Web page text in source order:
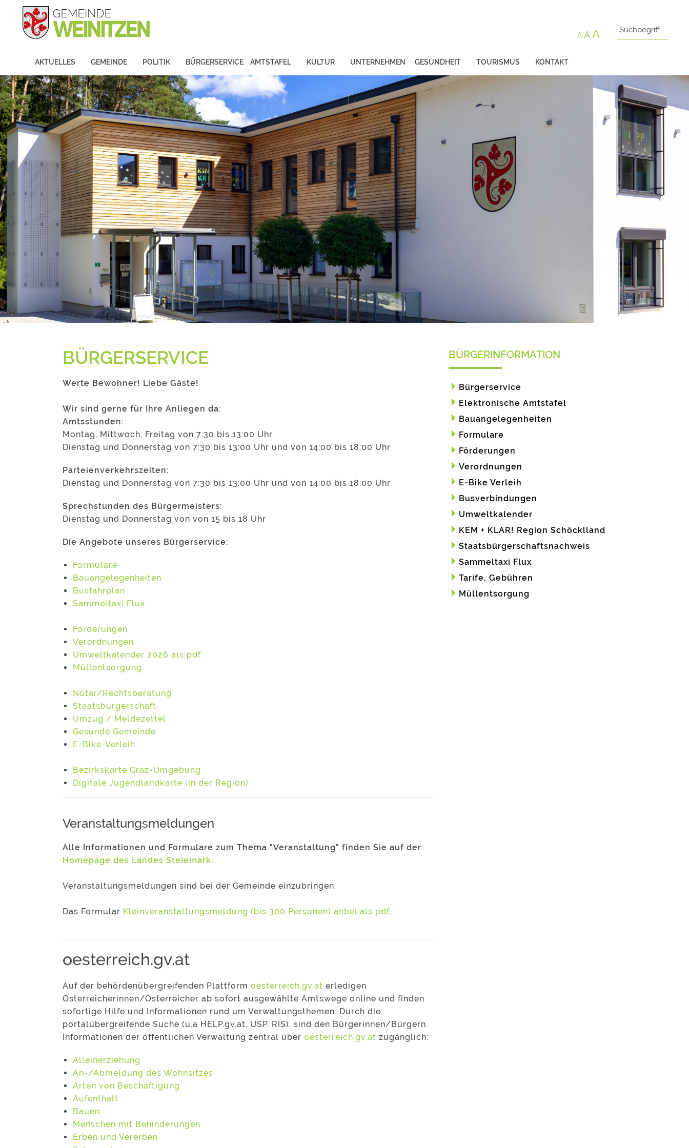
AKTUELLES GEMEINDE POLITIK BÜRGERSERVICE AMTSTAFEL KULTUR UNTERNEHMEN GESUNDHEIT TOURISMUS KONTAKT
A AA
BÜRGERSERVICE
Werte Bewohner! Liebe Gäste!
Wir sind gerne für Ihre Anliegen da:
Amtsstunden:
Montag, Mittwoch, Freitag von 7:30 bis 13:00 Uhr
Dienstag und Donnerstag von 7:30 bis 13:00 Uhr und von 14:00 bis 18:00 Uhr
Parteienverkehrszeiten:
Dienstag und Donnerstag von 7:30 bis 13:00 Uhr und von 14:00 bis 18:00 Uhr
Sprechstunden des Bürgermeisters:
Dienstag und Donnerstag von von 15 bis 18 Uhr
Die Angebote unseres Bürgerservice:
Formulare
Bauangelegenheiten
Busfahrplan
Sammeltaxi Flux
Förderungen
Verordnungen
Umweltkalender 2026 als pdf
Müllentsorgung
Notar/Rechtsberatung
Staatsbürgerschaft
Umzug / Meldezettel
Gesunde Gemeinde
E-Bike-Verleih
Bezirkskarte Graz-Umgebung
Digitale Jugendlandkarte (in der Region)
Veranstaltungsmeldungen
Alle Informationen und Formulare zum Thema "Veranstaltung" finden Sie auf der
Homepage des Landes Steiemark.
Veranstaltungsmeldungen sind bei der Gemeinde einzubringen.
Das Formular Kleinveranstaltungsmeldung (bis 300 Personen) anbei als pdf.
oesterreich.gv.at
Auf der behördenübergreifenden Plattform oesterreich.gv.at erledigen
Österreicherinnen/Österreicher ab sofort ausgewählte Amtswege online und finden
sofortige Hilfe und Informationen rund um Verwaltungsthemen. Durch die
portalübergreifende Suche (u.a HELP.gv.at, USP, RIS), sind den Bürgerinnen/Bürgern
Informationen der öffentlichen Verwaltung zentral über oesterreich.gv.at zugänglich:
Alleinerziehung
An-/Abmeldung des Wohnsitzes
Arten von Beschäftigung
Aufenthalt
Bauen
Menschen mit Behinderungen
Erben und Vererben
BÜRGERINFORMATION
Bürgerservice
Elektronische Amtstafel
Bauangelegenheiten
Formulare
Förderungen
Verordnungen
E-Bike Verleih
Busverbindungen
Umweltkalender
KEM + KLAR! Region Schöcklland
Staatsbürgerschaftsnachweis
Sammeltaxi Flux
Tarife, Gebühren
Müllentsorgung